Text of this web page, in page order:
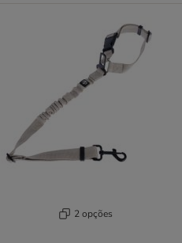
2 opções